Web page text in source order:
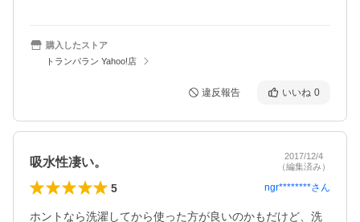
購入したストア
トランパラン Yahoo!店
違反報告 いいね 0
吸水性凄い。
2017/12/4
（編集済み）
5 ngr********さん
ホントなら洗濯してから使った方が良いのかもだけど、洗